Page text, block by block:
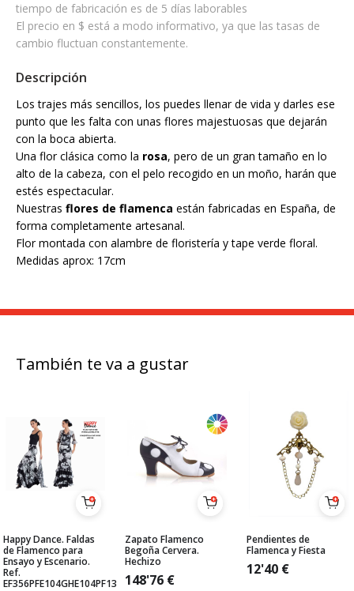
tiempo de fabricación es de 5 días laborables
El precio en $ está a modo informativo, ya que las tasas de
cambio fluctuan constantemente.
Descripción
Los trajes más sencillos, los puedes llenar de vida y darles ese
punto que les falta con unas flores majestuosas que dejarán
con la boca abierta.
Una flor clásica como la rosa, pero de un gran tamaño en lo
alto de la cabeza, con el pelo recogido en un moño, harán que
estés espectacular.
Nuestras flores de flamenca están fabricadas en España, de
forma completamente artesanal.
Flor montada con alambre de floristería y tape verde floral.
Medidas aprox: 17cm
También te va a gustar
Happy Dance. Faldas
de Flamenco para
Ensayo y Escenario.
Ref.
EF356PFE104GHE104PF13
Zapato Flamenco
Begoña Cervera.
Hechizo
148'76 €
Pendientes de
Flamenca y Fiesta
12'40 €